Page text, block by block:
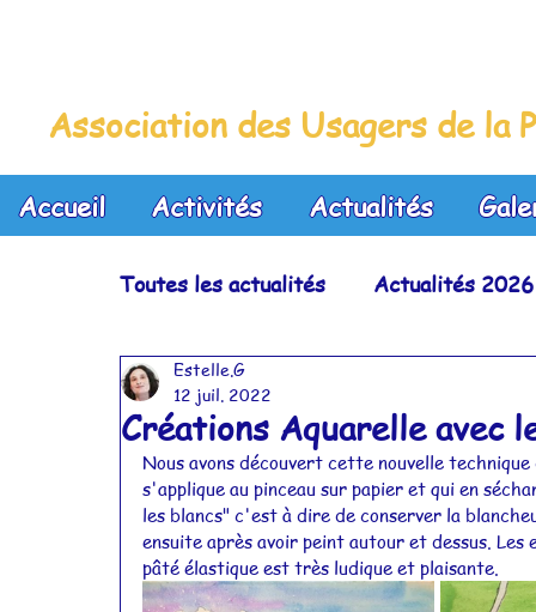
Association des Usagers de la
Accueil Activités Actualités
Toutes les actualités Actualités 2026
Actualités 2023
Actualités 2019 Actualités 2018
Actualités 2015 Actualités 2014
Créations Aquarelle avec
Estelle.G
12 juil. 2022
Nous avons découvert cette nouvelle
s'applique au pinceau sur papier et qui en
les blancs" c'est à dire de conserver la
ensuite après avoir peint autour et dessus.
pâté élastique est très ludique et plaisante.